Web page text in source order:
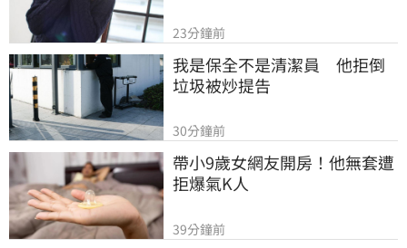
23分鐘前
我是保全不是清潔員　他拒倒
垃圾被炒提告
30分鐘前
帶小9歲女網友開房！他無套遭
拒爆氣K人
39分鐘前